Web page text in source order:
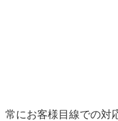
常にお客様目線での対